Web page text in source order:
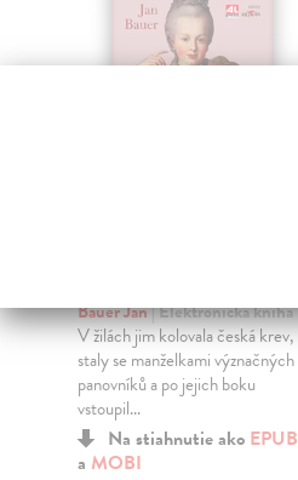
Bauer Jan| Elektronická kniha
V žilách jim kolovala česká krev,
staly se manželkami význačných
panovníků a po jejich boku
vstoupil...
Na stiahnutie ako EPUB
a MOBI